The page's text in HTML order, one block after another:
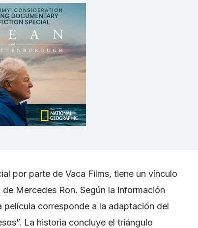
por parte de Vaca Films, tiene un vínculo
Mercedes Ron. Según la información
corresponde a la adaptación del
La historia concluye el triángulo